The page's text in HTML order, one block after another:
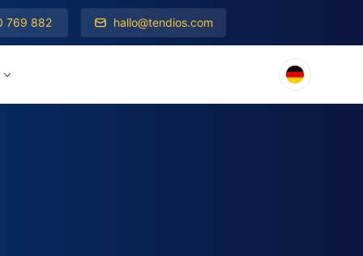
769 882 hallo@tendios.com